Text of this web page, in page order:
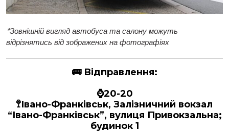
*Зовнішній вигляд автобуса та салону можуть
відрізнятись від зображених на фотографіях
🚌 Відправлення:
⌚20-20
🚏Івано-Франківськ, Залізничний вокзал
“Івано-Франківськ”, вулиця Привокзальна;
будинок 1